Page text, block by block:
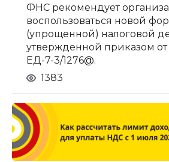
ФНС рекомендует
воспользоваться новой
(упрощенной) налоговой
утвержденной приказом от
ЕД-7-3/1276@.
1383